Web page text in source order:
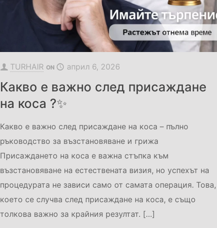
TURHAIR ON април 6, 2026
Какво е важно след присаждане
на коса ?✨
Какво е важно след присаждане на коса – пълно
ръководство за възстановяване и грижа
Присаждането на коса е важна стъпка към
възстановяване на естествената визия, но успехът на
процедурата не зависи само от самата операция. Това,
което се случва след присаждане на коса, е също
толкова важно за крайния резултат. […]